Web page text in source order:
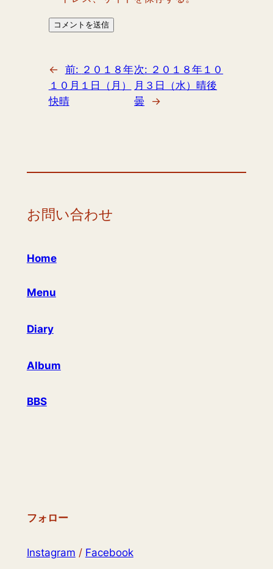
← 前: ２０１８年
１０月１日（月）
快晴
次: ２０１８年１０
月３日（水）晴後
曇
→
お問い合わせ
Home
Menu
Diary
Album
BBS
フォロー
Instagram / Facebook